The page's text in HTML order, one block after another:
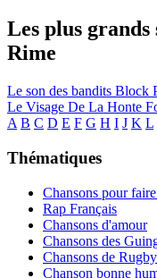
Les plus grands
Rime
Le son des bandits Block
Le Visage De La Honte
A B C D E F G H I J K L
Thématiques
Chansons pour
Rap Français
Chansons d'amour
Chansons des
Chansons de
Chanson bonne